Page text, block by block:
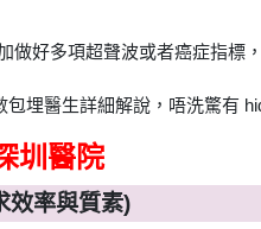
做好多項超聲波或者癌症指標
埋醫生詳細解說，唔洗驚有
圳醫院
效率與質素)